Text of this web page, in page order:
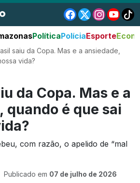
PolíticaPolíciaEsporte
saiu da Copa. Mas e a ansiedade,
vida?
da Copa. Mas e a
quando é que sai
com razão, o apelido de “mal
Publicado em 07 de julho de 2026